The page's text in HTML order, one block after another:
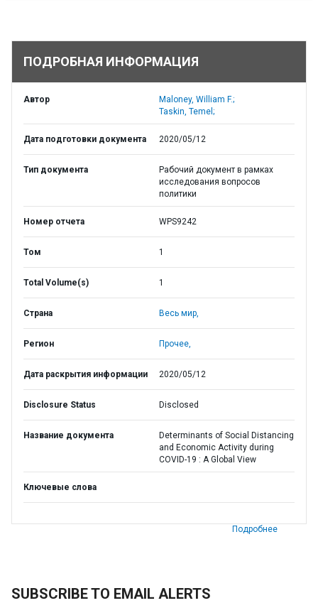
ПОДРОБНАЯ ИНФОРМАЦИЯ
Автор
Maloney, William F.;
Taskin, Temel;
Дата подготовки документа 2020/05/12
Тип документа
Рабочий документ в рамках
исследования вопросов
политики
Номер отчета WPS9242
Том 1
Total Volume(s) 1
Страна Весь мир,
Регион Прочее,
Дата раскрытия информации 2020/05/12
Disclosure Status Disclosed
Название документа
Determinants of Social Distancing
and Economic Activity during
COVID-19 : A Global View
Ключевые слова
Подробнее
SUBSCRIBE TO EMAIL ALERTS